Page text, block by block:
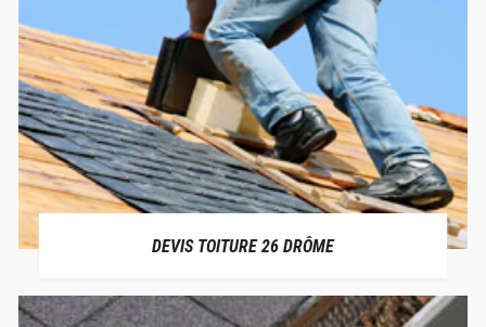
DEVIS TOITURE 26 DRÔME